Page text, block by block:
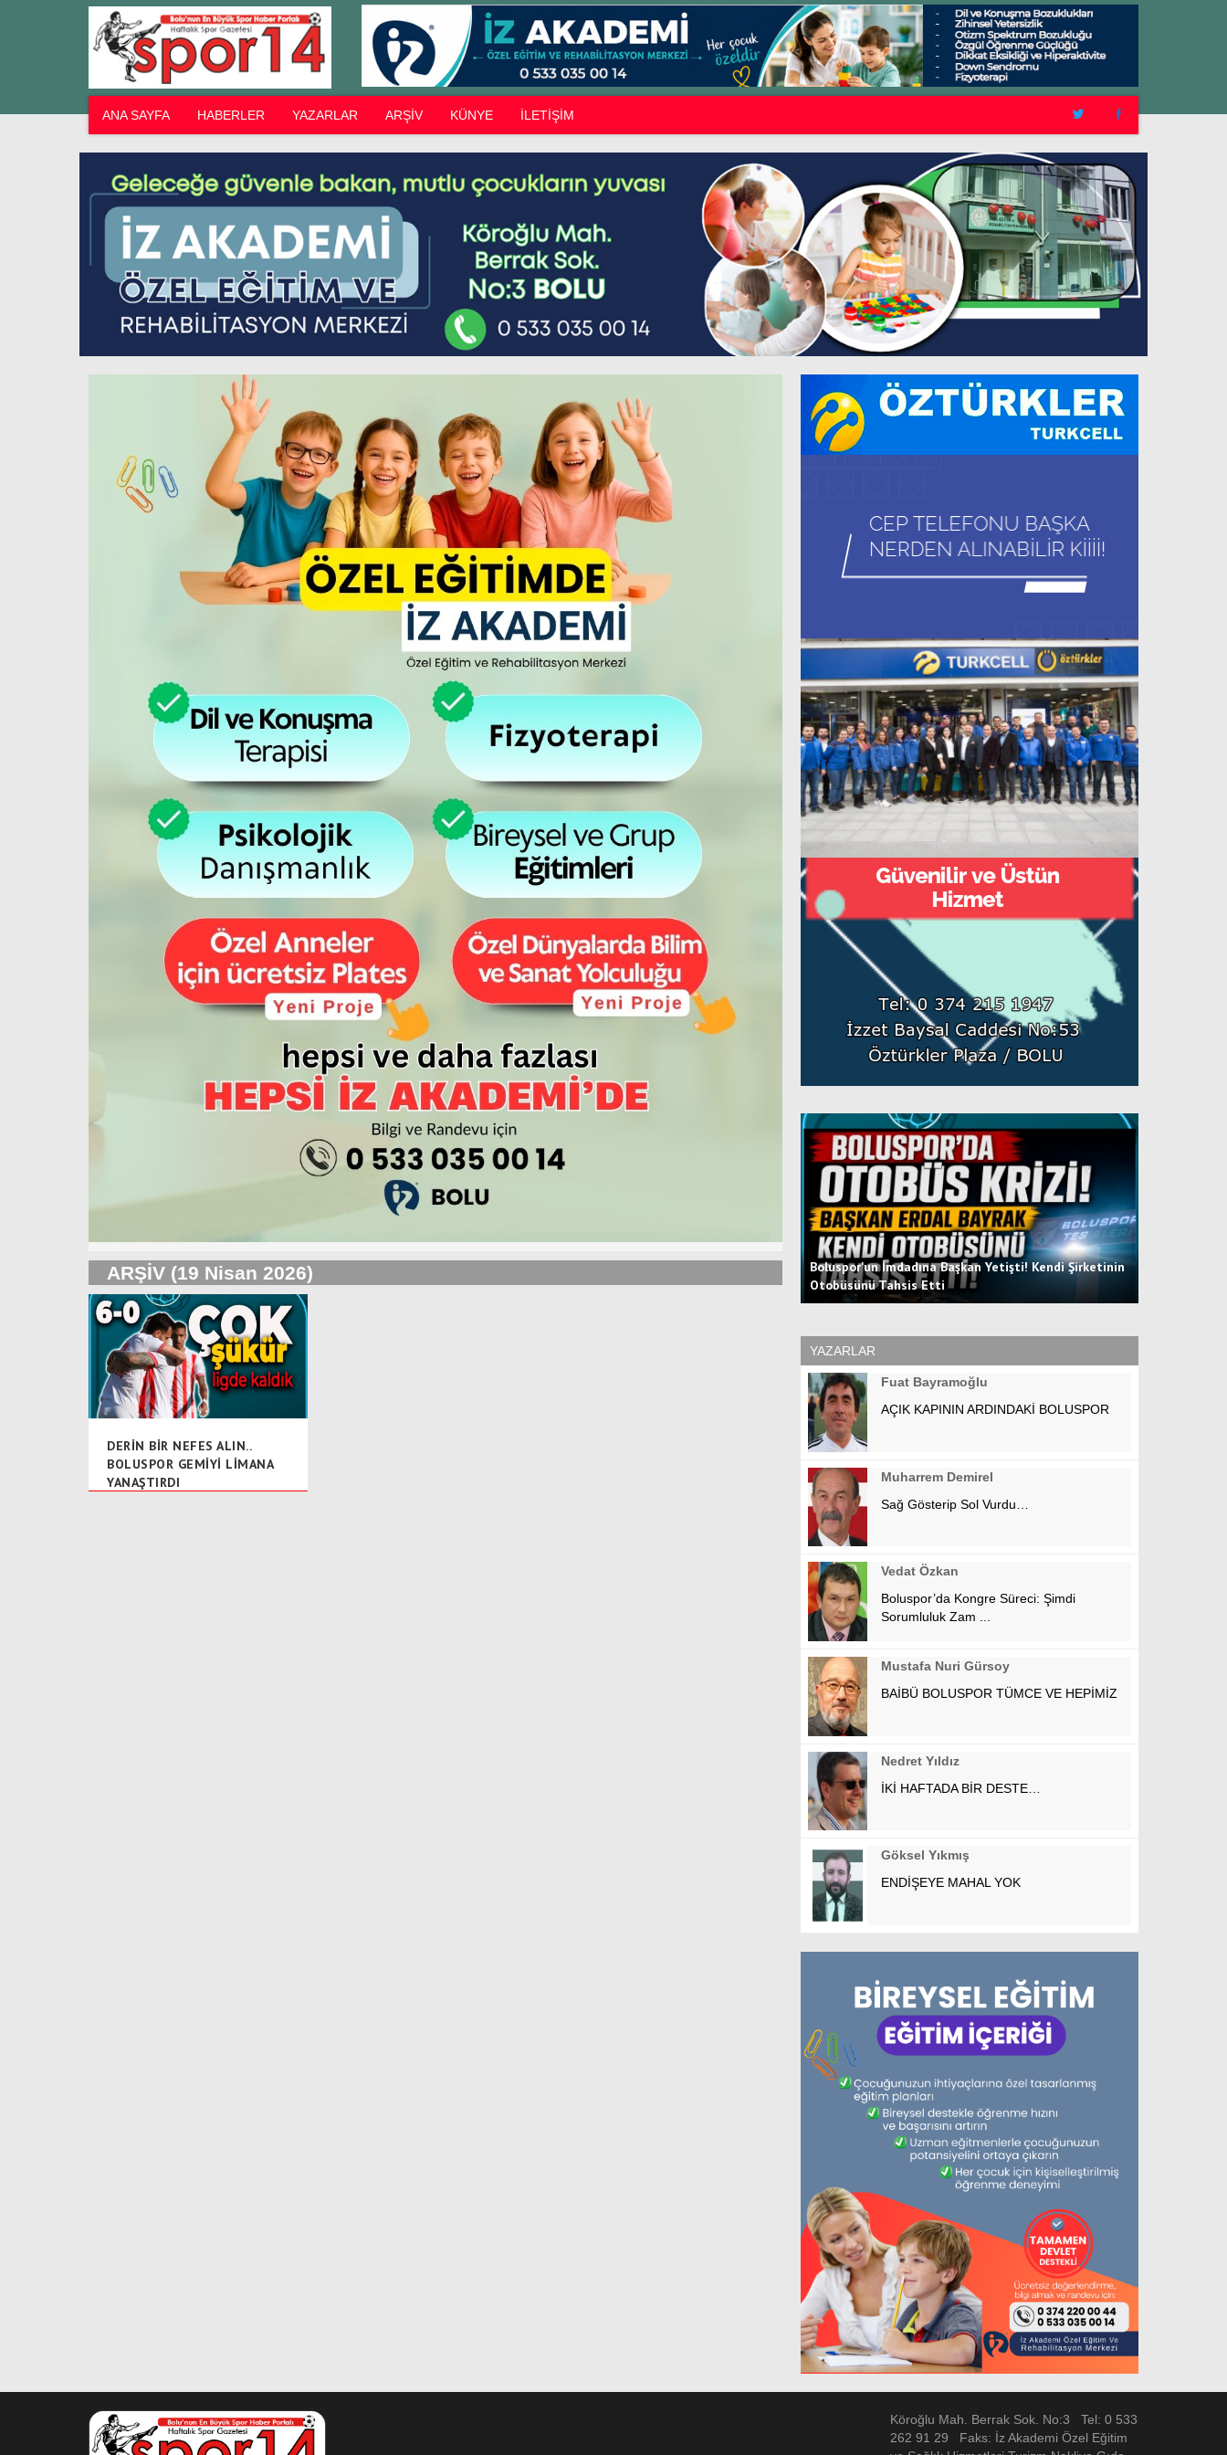
ANA SAYFA HABERLER YAZARLAR ARŞİV KÜNYE İLETİŞİM
ARŞİV (19 Nisan 2026)
DERİN BİR NEFES ALIN..
BOLUSPOR GEMİYİ LİMANA
YANAŞTIRDI
Boluspor'un İmdadına Başkan Yetişti! Kendi Şirketinin
Otobüsünü Tahsis Etti
YAZARLAR
Fuat Bayramoğlu
AÇIK KAPININ ARDINDAKİ BOLUSPOR
Muharrem Demirel
Sağ Gösterip Sol Vurdu…
Vedat Özkan
Boluspor’da Kongre Süreci: Şimdi
Sorumluluk Zam ...
Mustafa Nuri Gürsoy
BAİBÜ BOLUSPOR TÜMCE VE HEPİMİZ
Nedret Yıldız
İKİ HAFTADA BİR DESTE…
Göksel Yıkmış
ENDİŞEYE MAHAL YOK
Köroğlu Mah. Berrak Sok. No:3 Tel: 0 533
262 91 29 Faks: İz Akademi Özel Eğitim